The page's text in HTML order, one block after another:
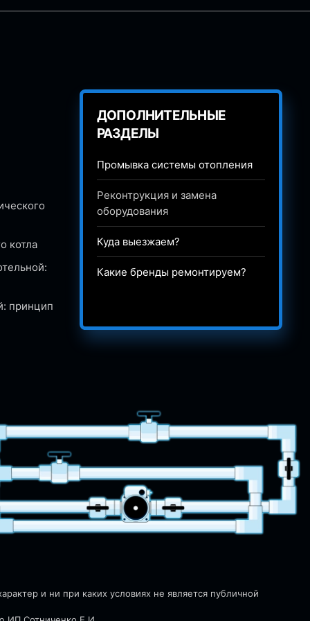
котла
принцип
ДОПОЛНИТЕЛЬНЫЕ
РАЗДЕЛЫ
Промывка системы отопления
Реконтрукция и замена
оборудования
Куда выезжаем?
Какие бренды ремонтируем?
и ни при каких условиях не является публичной